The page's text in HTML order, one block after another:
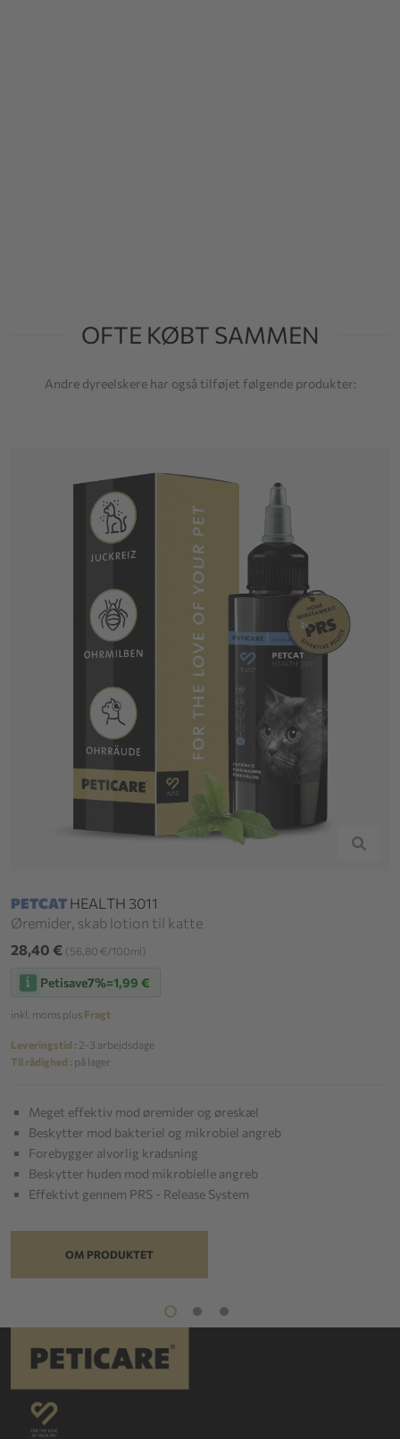
OFTE KØBT SAMMEN
Andre dyreelskere har også tilføjet følgende produkter:
PETCAT HEALTH 3011
Øremider, skab lotion til katte
28,40 € (56,80 €/100ml)
Petisave7%=1,99 €
inkl. moms plus Fragt
Leveringstid : 2-3 arbejdsdage
Til rådighed : på lager
Meget effektiv mod øremider og øreskæl
Beskytter mod bakteriel og mikrobiel angreb
Forebygger alvorlig kradsning
Beskytter huden mod mikrobielle angreb
Effektivt gennem PRS - Release System
OM PRODUKTET